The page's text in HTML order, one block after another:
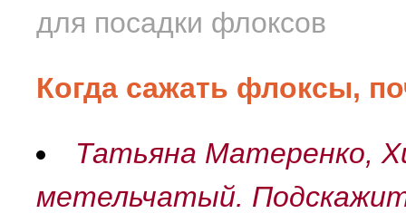
для посадки флоксов
Когда сажать флоксы,
Татьяна Матеренко,
метельчатый.